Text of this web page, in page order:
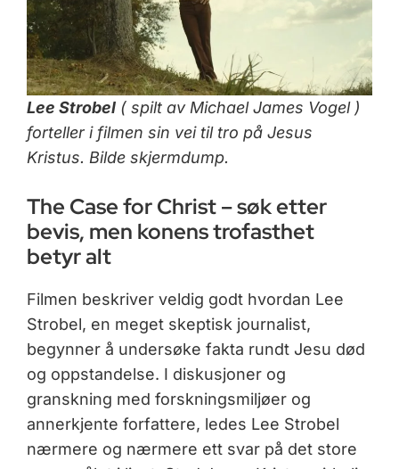
Lee Strobel( spilt av Michael James Vogel )
forteller i filmen sin vei til tro på Jesus
Kristus. Bilde skjermdump.
The Case for Christ – søk etter
bevis, men konens trofasthet
betyr alt
Filmen beskriver veldig godt hvordan Lee
Strobel, en meget skeptisk journalist,
begynner å undersøke fakta rundt Jesu død
og oppstandelse. I diskusjoner og
granskning med forskningsmiljøer og
annerkjente forfattere, ledes Lee Strobel
nærmere og nærmere ett svar på det store